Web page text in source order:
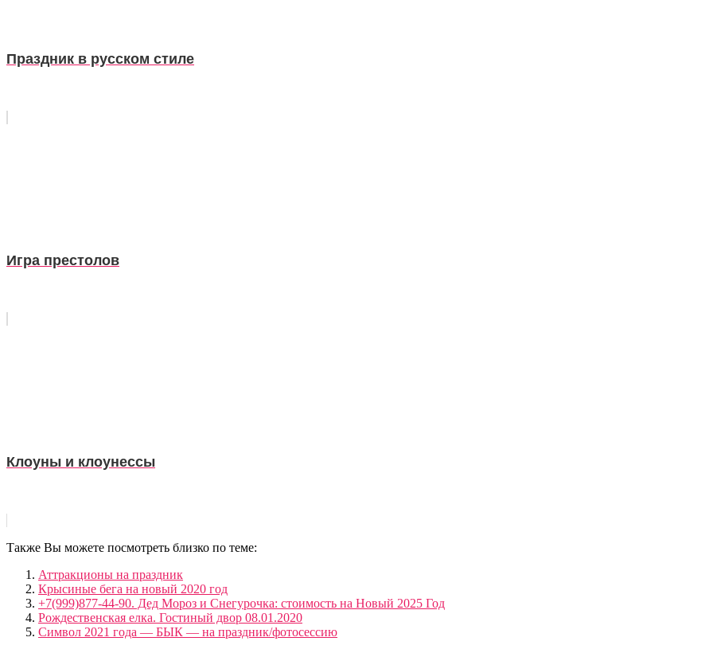
Праздник в русском стиле
Игра престолов
Клоуны и клоунессы
Также Вы можете посмотреть близко по теме:
Аттракционы на праздник
Крысиные бега на новый 2020 год
+7(999)877-44-90. Дед Мороз и Снегурочка: стоимость на Новый 2025 Год
Рождественская елка. Гостиный двор 08.01.2020
Символ 2021 года — БЫК — на праздник/фотосессию